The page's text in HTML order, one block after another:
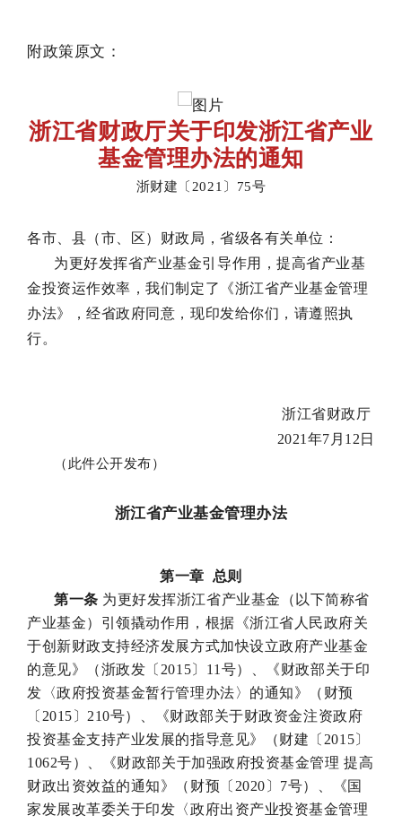
附政策原文：
浙江省财政厅关于印发浙江省产业
基金管理办法的通知
浙财建〔2021〕75号
各市、县（市、区）财政局，省级各有关单位：
为更好发挥省产业基金引导作用，提高省产业基
金投资运作效率，我们制定了《浙江省产业基金管理
办法》，经省政府同意，现印发给你们，请遵照执
行。
浙江省财政厅
2021年7月12日
（此件公开发布）
浙江省产业基金管理办法
第一章 总则
第一条 为更好发挥浙江省产业基金（以下简称省
产业基金）引领撬动作用，根据《浙江省人民政府关
于创新财政支持经济发展方式加快设立政府产业基金
的意见》（浙政发〔2015〕11号）、《财政部关于印
发〈政府投资基金暂行管理办法〉的通知》（财预
〔2015〕210号）、《财政部关于财政资金注资政府
投资基金支持产业发展的指导意见》（财建〔2015〕
1062号）、《财政部关于加强政府投资基金管理 提高
财政出资效益的通知》（财预〔2020〕7号）、《国
家发展改革委关于印发〈政府出资产业投资基金管理